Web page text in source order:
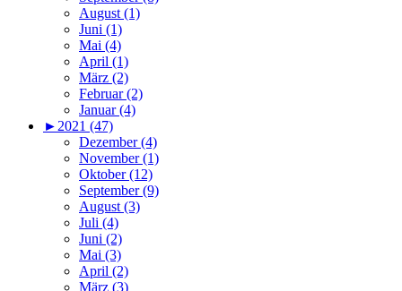
August (1)
Juni (1)
Mai (4)
April (1)
März (2)
Februar (2)
Januar (4)
► 2021 (47)
Dezember (4)
November (1)
Oktober (12)
September (9)
August (3)
Juli (4)
Juni (2)
Mai (3)
April (2)
März (3)